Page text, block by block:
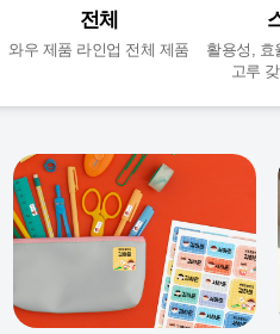
전체
와우 제품 라인업 전체 제품
활용성, 효
고루